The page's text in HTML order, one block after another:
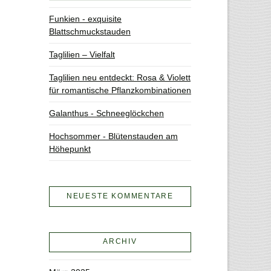
Funkien - exquisite
Blattschmuckstauden
Taglilien – Vielfalt
Taglilien neu entdeckt: Rosa & Violett
für romantische Pflanzkombinationen
Galanthus - Schneeglöckchen
Hochsommer - Blütenstauden am
Höhepunkt
NEUESTE KOMMENTARE
ARCHIV